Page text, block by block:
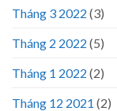
Tháng 3 2022 (3)
Tháng 2 2022 (5)
Tháng 1 2022 (2)
Tháng 12 2021 (2)